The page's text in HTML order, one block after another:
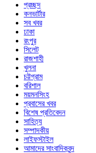
প্রচ্ছদ
কনভার্টার
সব খবর
ঢাকা
রংপুর
সিলেট
রাজশাহী
খুলনা
চট্টগ্রাম
বরিশাল
ময়মনসিংহ
প্রবাসের খবর
বিশেষ প্রতিবেদন
সাহিত্য
সম্পাদকীয়
লাইফস্টাইল
আমাদের সাংবাদিকবৃন্দ